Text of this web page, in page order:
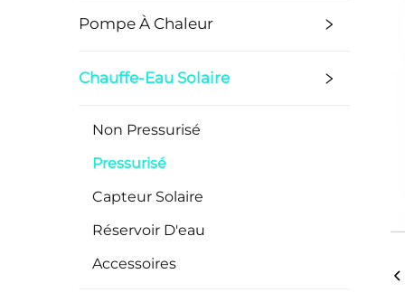
Pompe À Chaleur
Chauffe-Eau Solaire
Non Pressurisé
Pressurisé
Capteur Solaire
Réservoir D'eau
Accessoires